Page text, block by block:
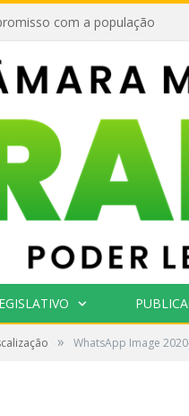
com a população
» WhatsApp Image